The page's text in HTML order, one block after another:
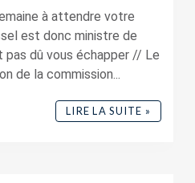
à attendre votre
est donc ministre de
pas dû vous échapper // Le
de la commission...
LIRE LA SUITE »